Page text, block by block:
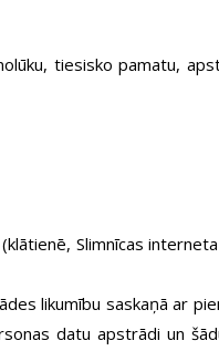
tiesisko pamatu,
Slimnīcas
likumību saskaņā ar
datu apstrādi un